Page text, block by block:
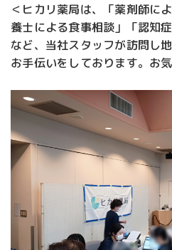
＜ヒカリ薬局は、「薬剤師に
養士による食事相談」「認知
など、当社スタッフが訪問し
お手伝いをしております。お